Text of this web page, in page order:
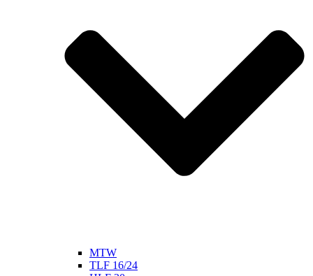
MTW
TLF 16/24